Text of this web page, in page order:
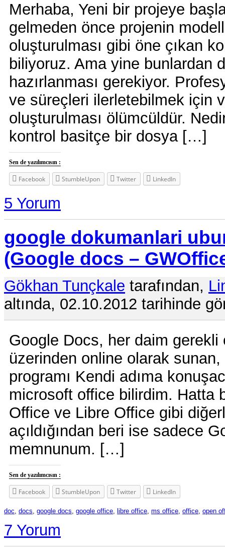
Merhaba, Yeni bir projeye
gelmeden önce projenin
oluşturulması gibi öne çıkan
biliyoruz. Ama yine bunlardan
hazırlanması gerekiyor.
ve süreçleri ilerletebilmek için
oluşturulması ölümcüldür.
kontrol basitçe bir dosya […]
Sen de yazılımcısın :
Facebook StumbleUpon Twitter LinkedIn
5 Yorum
google dokumanlari
(Google docs –
Gökhan Tunçkale tarafından,
altında, 02.10.2012 tarihinde
Google Docs, her daim gerekli
üzerinden online olarak
programı Kendi adıma
microsoft office bilirdim. Hatta
Office ve Libre Office gibi
açıldığından beri ise sadece
memnunum. […]
Sen de yazılımcısın :
Facebook StumbleUpon Twitter LinkedIn
doc, docs, google docs, google office, libre office, ms office, office, open
7 Yorum